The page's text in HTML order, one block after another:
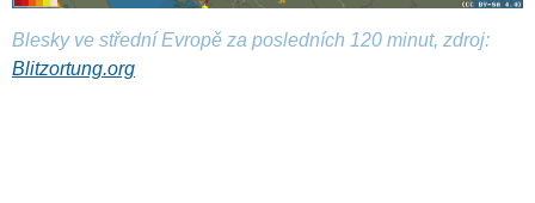
Blesky ve střední Evropě za posledních 120 minut, zdroj:
Blitzortung.org